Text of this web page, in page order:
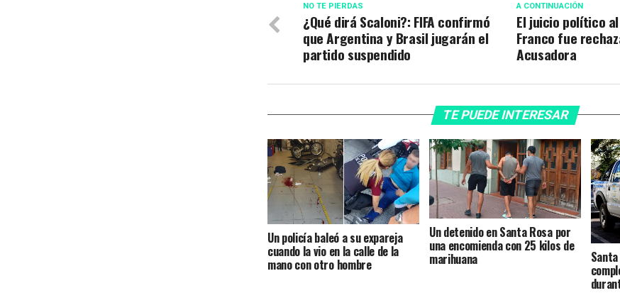
A CONTINUACIÓN
El juicio político
Franco fue
Acusadora
NO TE PIERDAS
¿Qué dirá Scaloni?: FIFA confirmó
que Argentina y Brasil jugarán el
partido suspendido
TE PUEDE INTERESAR
Un policía baleó a su expareja
cuando la vio en la calle de la
mano con otro hombre
Un detenido en Santa Rosa por
una encomienda con 25 kilos de
marihuana